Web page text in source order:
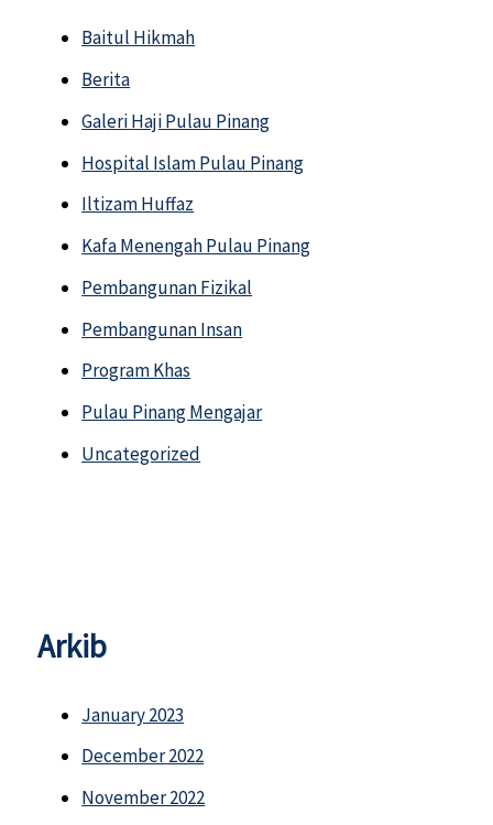
Baitul Hikmah
Berita
Galeri Haji Pulau Pinang
Hospital Islam Pulau Pinang
Iltizam Huffaz
Kafa Menengah Pulau Pinang
Pembangunan Fizikal
Pembangunan Insan
Program Khas
Pulau Pinang Mengajar
Uncategorized
Arkib
January 2023
December 2022
November 2022